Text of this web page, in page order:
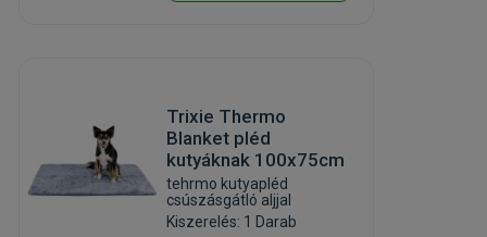
Trixie Thermo
Blanket pléd
kutyáknak 100x75cm
tehrmo kutyapléd
csúszásgátló aljjal
Kiszerelés: 1 Darab